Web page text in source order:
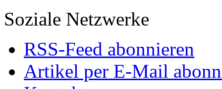
Soziale Netzwerke
RSS-Feed abonnieren
Artikel per E-Mail